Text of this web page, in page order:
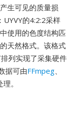
生可见的质量损
UYVY的4:2:2采样
使用的色度结构匹
天然格式。该格式
列实现了采集硬件
据可由FFmpeg、
。